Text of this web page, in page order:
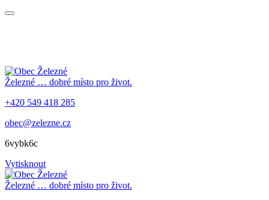
Železné … dobré místo pro život.
+420 549 418 285
obec@zelezne.cz
6vybk6c
Vytisknout
Železné … dobré místo pro život.